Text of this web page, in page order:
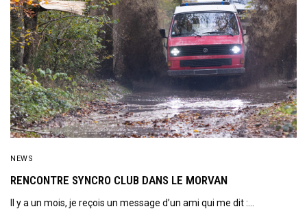
NEWS
RENCONTRE SYNCRO CLUB DANS LE MORVAN
Il y a un mois, je reçois un message d’un ami qui me dit :…